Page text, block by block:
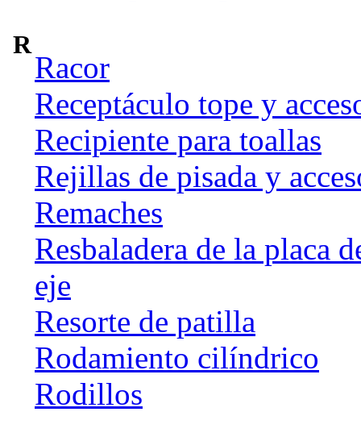
R
Racor
Receptáculo tope y
Recipiente para toallas
Rejillas de pisada y
Remaches
Resbaladera de la placa
eje
Resorte de patilla
Rodamiento cilíndrico
Rodillos